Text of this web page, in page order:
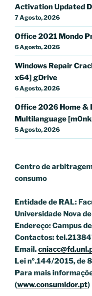
Activation Updated
7 Agosto, 2026
Office 2021 Mondo
6 Agosto, 2026
Windows Repair
x64] gDrive
6 Agosto, 2026
Office 2026 Home &
Multilanguage
5 Agosto, 2026
Centro de
consumo
Entidade de RAL:
Universidade Nova
Endereço: Campus
Contactos:
Email.
Lei nº.144/2015, de
Para mais
(www.consumidor.pt)